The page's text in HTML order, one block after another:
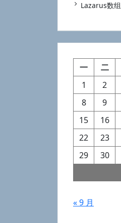
Lazarus数组
一 二
1
2
8
9
15
16
22
23
29
30
« 9 月